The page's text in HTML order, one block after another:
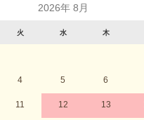
2026年 8月
火 水 木
4 5 6
11 12 13